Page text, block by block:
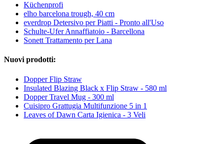
Küchenprofi
elho barcelona trough, 40 cm
everdrop Detersivo per Piatti - Pronto all'Uso
Schulte-Ufer Annaffiatoio - Barcellona
Sonett Trattamento per Lana
Nuovi prodotti:
Dopper Flip Straw
Insulated Blazing Black x Flip Straw - 580 ml
Dopper Travel Mug - 300 ml
Cuisipro Grattugia Multifunzione 5 in 1
Leaves of Dawn Carta Igienica - 3 Veli